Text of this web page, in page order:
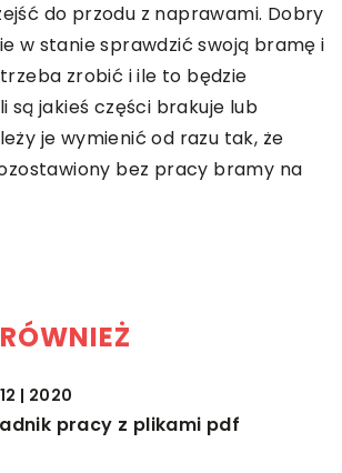
do przodu z naprawami. Dobry
w stanie sprawdzić swoją bramę i
zrobić i ile to będzie
są jakieś części brakuje lub
je wymienić od razu tak, że
bez pracy bramy na
| 2020
pracy z plikami pdf